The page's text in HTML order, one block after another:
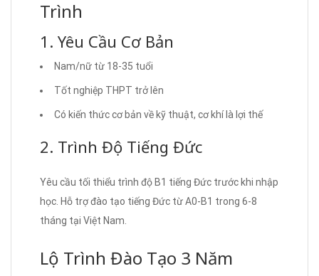
Trình
1. Yêu Cầu Cơ Bản
Nam/nữ từ 18-35 tuổi
Tốt nghiệp THPT trở lên
Có kiến thức cơ bản về kỹ thuật, cơ khí là lợi thế
2. Trình Độ Tiếng Đức
Yêu cầu tối thiểu trình độ B1 tiếng Đức trước khi nhập
học. Hỗ trợ đào tạo tiếng Đức từ A0-B1 trong 6-8
tháng tại Việt Nam.
Lộ Trình Đào Tạo 3 Năm